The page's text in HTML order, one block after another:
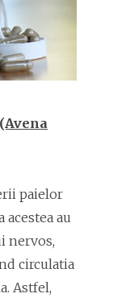
paielor
au
nervos,
circulatia
Astfel,